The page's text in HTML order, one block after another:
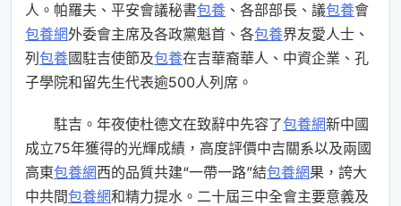
人。帕羅夫、平安會議秘書包養 、各部部長、議包養會
包養網外委會主席及各政黨魁首、各包養界友愛人士、
列 包養國駐吉使節及包養在吉華裔華人、中資企業、孔
子學院和留先生代表逾500人列席。
駐吉。年夜使杜德文在致辭中先容了包養網新中國
成立75年獲得的光輝成績，高度評價中吉關系以及兩國
高東包養網西的品質共建“一帶一路”結包養網果，誇大
中共間包養網和精力提水。二十屆三中全會主要意義及